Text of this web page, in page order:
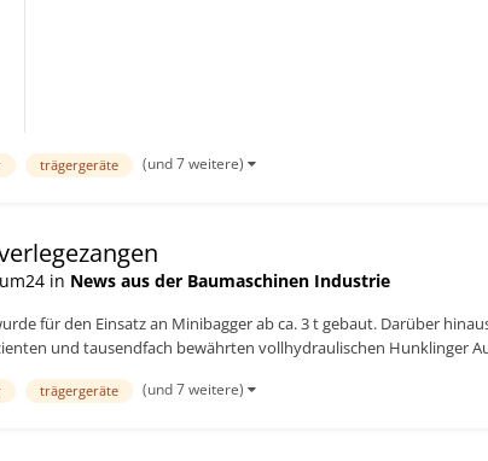
trägergeräte (und 7 weitere)
in News aus der Baumaschinen Industrie
für den Einsatz an Minibagger ab ca. 3 t gebaut. Darüber
und tausendfach bewährten vollhydraulischen Hunklinger
trägergeräte (und 7 weitere)